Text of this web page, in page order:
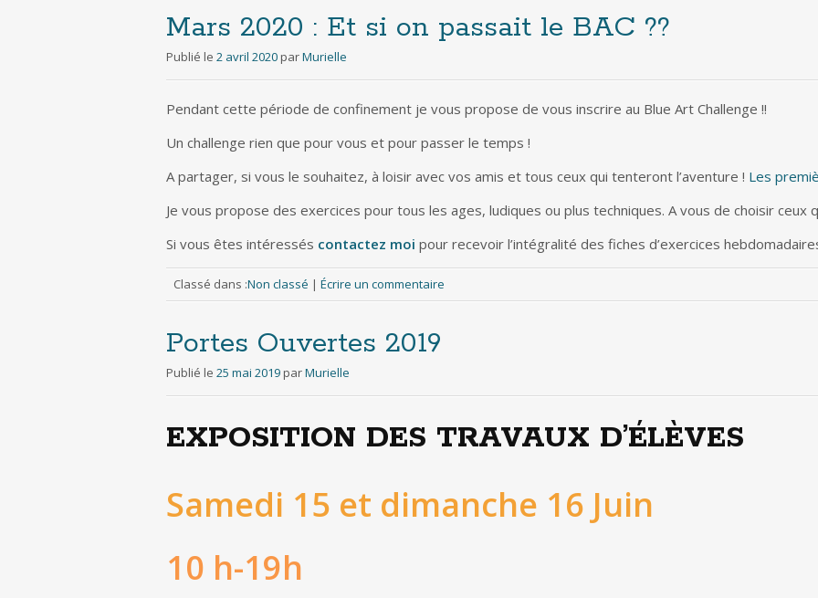
Mars 2020 : Et si on passait le BAC ??
Publié le 2 avril 2020 parMurielle
Pendant cette période de confinement je vous propose de vous inscrire au Blue Art Challenge !!
Un challenge rien que pour vous et pour passer le temps !
A partager, si vous le souhaitez, à loisir avec vos amis et tous ceux qui tenteront l’aventure ! Les
Je vous propose des exercices pour tous les ages, ludiques ou plus techniques. A vous de choisir ceux
Si vous êtes intéressés contactez moi pour recevoir l’intégralité des fiches d’exercices
Classé dans :Non classé | Écrire un commentaire
Portes Ouvertes 2019
Publié le 25 mai 2019 parMurielle
EXPOSITION DES TRAVAUX D’ÉLÈVES
Samedi 15 et dimanche 16 Juin
10 h-19h